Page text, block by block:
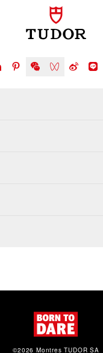
©2026 Montres TUDOR SA